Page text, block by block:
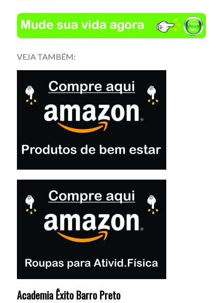
VEJA TAMBÉM:
Academia Êxito Barro Preto